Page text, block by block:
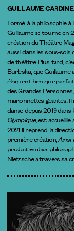
GUILLAUME
Formé à la philosophie à
Guillaume se tourne en
création du Théâtre
aussi dans les sous-sols
de théâtre. Plus tard,
Burleska, que
éloquent bien que
des Grandes Personnes,
marionnettes géantes. Il
danse depuis 2019
Olympique, est accueillie
2021 il reprend la
première création,
produit en diva
Nietzsche à travers sa